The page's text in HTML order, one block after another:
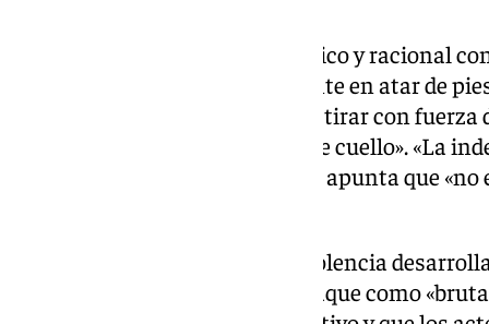
Según la Audiencia, «resulta lógico y racional
matar en la conducta consistente en atar de
persona dentro de su domicilio, tirar con fuerza
amordazada y tenía alrededor de cuello». «La
fue total», dice la sentencia, que apunta que
Incide la Sala en «la excesiva violencia
investigadores calificaron el ataque como